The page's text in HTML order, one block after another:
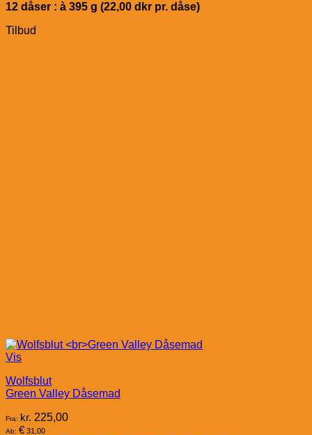
12 dåser : à 395 g (22,00 dkr pr. dåse)
Tilbud
Vis
Wolfsblut
Green Valley Dåsemad
Fra: kr. 225,00
Ab: € 31,00